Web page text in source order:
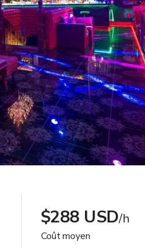
$288 USD/h
Coût moyen